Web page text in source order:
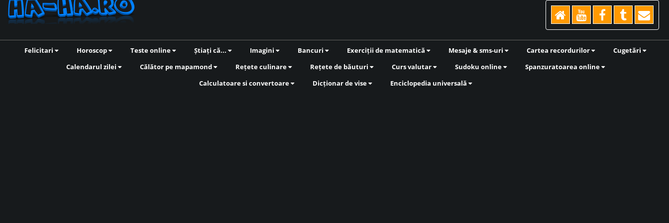
Felicitari Horoscop Teste online Știați că... Imagini Bancuri Exerciții de matematică Mesaje & sms-uri Cartea recordurilor
Cugetări
Calendarul zilei
Călător pe mapamond Rețete culinare Rețete de băuturi Curs valutar Sudoku online
Spanzuratoarea online
Calculatoare si convertoare
Dicționar de vise Enciclopedia universală